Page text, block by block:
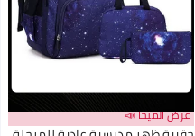
عرض الميجا 📣